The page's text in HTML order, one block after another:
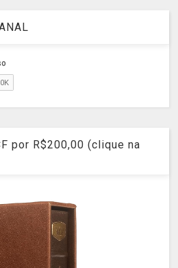
por R$200,00 (clique na